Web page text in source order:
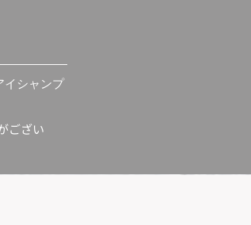
イシャンプ
ござい